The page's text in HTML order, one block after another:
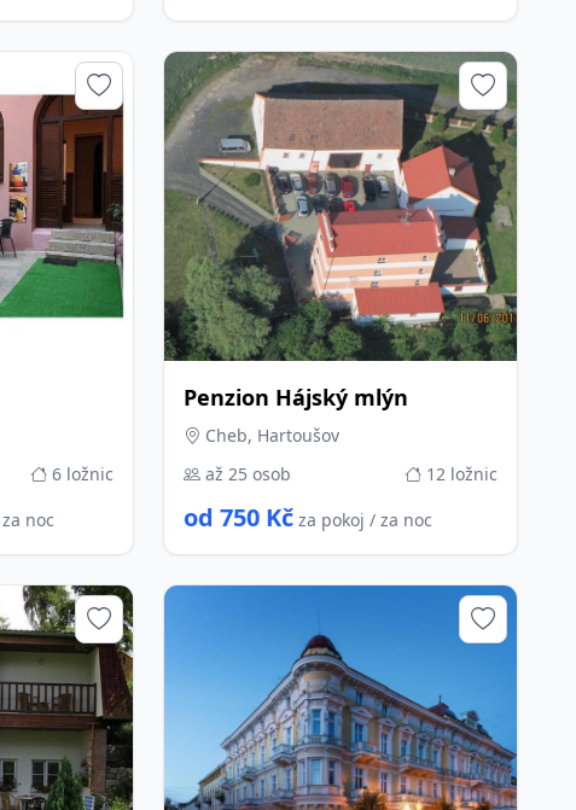
6 ložnic
noc
Penzion Hájský mlýn
Cheb, Hartoušov
až 25 osob
12 ložnic
od 750 Kč za pokoj / za noc